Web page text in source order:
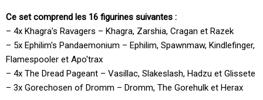
Ce set comprend les 16 figurines suivantes :
– 4x Khagra's Ravagers – Khagra, Zarshia, Cragan et Razek
– 5x Ephilim's Pandaemonium – Ephilim, Spawnmaw, Kindlefinger,
Flamespooler et Apo'trax
– 4x The Dread Pageant – Vasillac, Slakeslash, Hadzu et Glissete
– 3x Gorechosen of Dromm – Dromm, The Gorehulk et Herax